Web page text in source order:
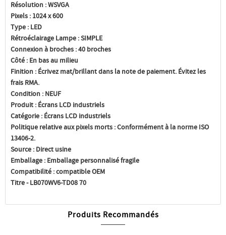
Résolution :WSVGA
Pixels : 1024 x 600
Type : LED
Rétroéclairage Lampe :SIMPLE
Connexion à broches :40 broches
Côté : En bas au milieu
Finition : Écrivez mat/brillant dans la note de paiement. Évitez les
frais RMA.
Condition : NEUF
Produit : Écrans LCD industriels
Catégorie : Écrans LCD industriels
Politique relative aux pixels morts :Conformément à la norme ISO
13406-2.
Source : Direct usine
Emballage : Emballage personnalisé fragile
Compatibilité :compatible OEM
Titre - LB070WV6-TD08 70
Produits Recommandés